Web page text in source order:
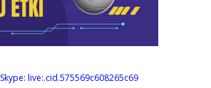
Skype: live:.cid.575569c608265c69